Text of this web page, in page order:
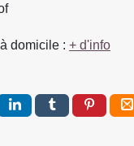
domicile : + d'info